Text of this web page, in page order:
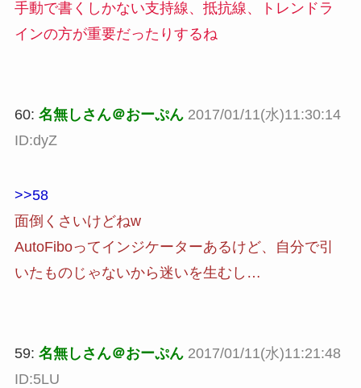
手動で書くしかない支持線、抵抗線、トレンドラ
インの方が重要だったりするね
60: 名無しさん＠おーぷん 2017/01/11(水)11:30:14
ID:dyZ
>>58
面倒くさいけどねw
AutoFiboってインジケーターあるけど、自分で引
いたものじゃないから迷いを生むし…
59: 名無しさん＠おーぷん 2017/01/11(水)11:21:48
ID:5LU